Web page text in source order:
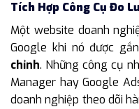
Tích Hợp Công Cụ Đo
Một website doanh
Google khi nó được
chỉnh. Những công cụ
Manager hay Google
doanh nghiệp theo dõi